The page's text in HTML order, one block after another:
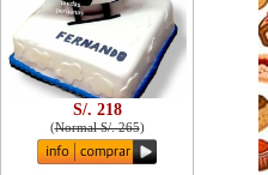
S/. 218
(Normal S/. 265)